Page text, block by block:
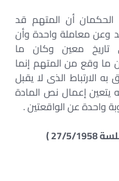
الحكمان أن المتهم قد
معاملة واحدة وأن
معين وكان ما
وقع من المتهم إنما
الارتباط الذى لا يقبل
يتعين إعمال نص المادة